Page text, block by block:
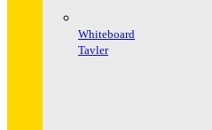
Whiteboard
Tavler